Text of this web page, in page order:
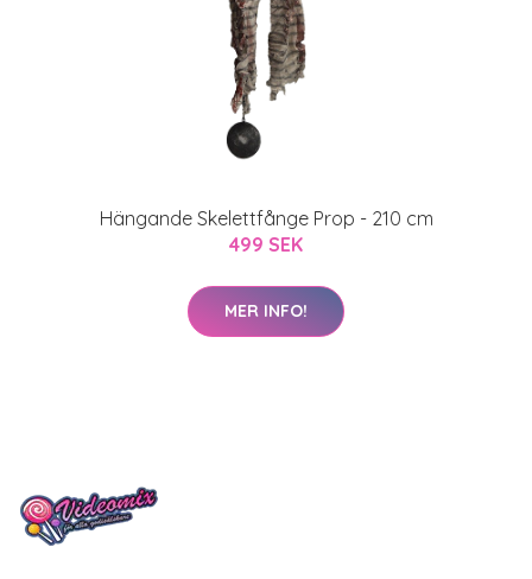
Hängande Skelettfånge Prop - 210 cm
499 SEK
MER INFO!